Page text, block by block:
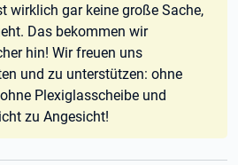
wirklich gar keine große Sache,
Das bekommen wir
hin! Wir freuen uns
und zu unterstützen: ohne
Plexiglasscheibe und
zu Angesicht!